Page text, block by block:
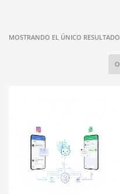
MOSTRANDO EL ÚNICO RESULTADO